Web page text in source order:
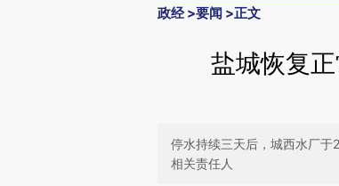
政经>要闻 >正文
盐城恢复
停水持续三天后，城西水厂
相关责任人